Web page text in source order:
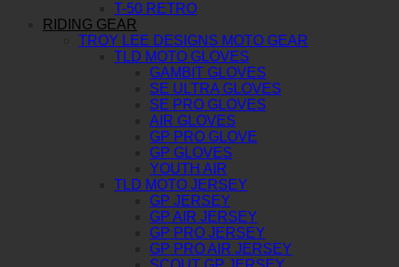
T-50 RETRO
RIDING GEAR
TROY LEE DESIGNS MOTO GEAR
TLD MOTO GLOVES
GAMBIT GLOVES
SE ULTRA GLOVES
SE PRO GLOVES
AIR GLOVES
GP PRO GLOVE
GP GLOVES
YOUTH AIR
TLD MOTO JERSEY
GP JERSEY
GP AIR JERSEY
GP PRO JERSEY
GP PRO AIR JERSEY